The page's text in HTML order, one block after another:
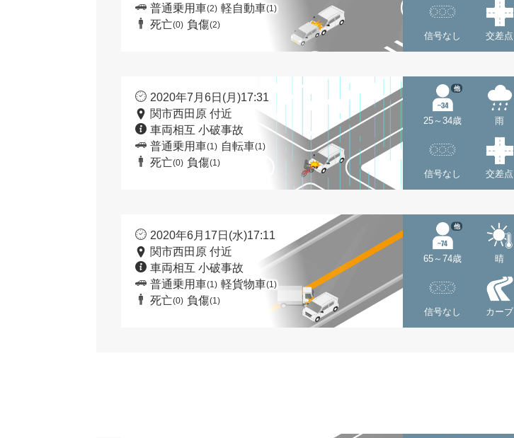
普通乗用車(2) 軽自動車(1)
死亡(0) 負傷(2)
信号なし 交差点
2020年7月6日(月)17:31
関市西田原 付近
車両相互 小破事故
普通乗用車(1) 自転車(1)
死亡(0) 負傷(1)
25～34歳
他
雨
信号なし 交差点
2020年6月17日(水)17:11
関市西田原 付近
車両相互 小破事故
普通乗用車(1) 軽貨物車(1)
死亡(0) 負傷(1)
65～74歳
他
晴
信号なし カーブ